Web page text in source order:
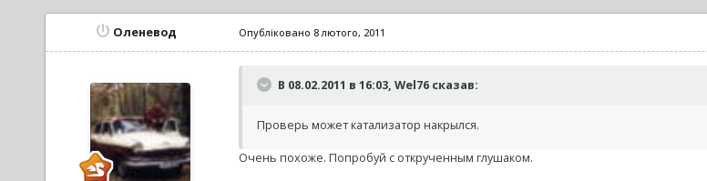
Оленевод Опубліковано 8 лютого, 2011
В 08.02.2011 в 16:03, Wel76 сказав:
Проверь может катализатор накрылся.
Очень похоже. Попробуй с открученным глушаком.